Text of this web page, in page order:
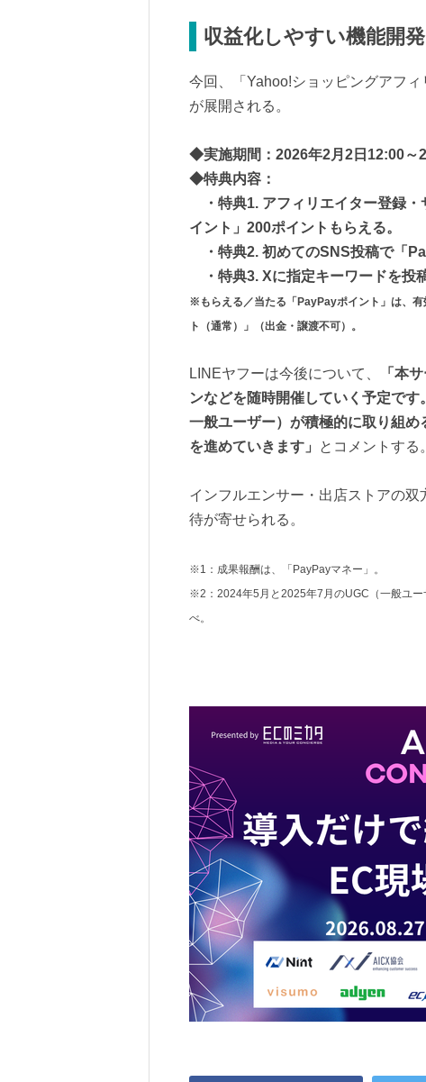
収益化しやすい機能開
今回、「Yahoo!ショッピングアフ
が展開される。
◆実施期間：2026年2月2日12:00～
◆特典内容：
・特典1. アフィリエイター登録
イント」200ポイントもらえる。
・特典2. 初めてのSNS投稿で「
・特典3. Xに指定キーワードを投
※もらえる／当たる「PayPayポイント」は、
ト（通常）」（出金・譲渡不可）。
LINEヤフーは今後について、
「本
ンなどを随時開催していく予定で
一般ユーザー）が積極的に取り組
を進めていきます」
とコメントする。
インフルエンサー・出店ストアの
待が寄せられる。
※1：成果報酬は、「PayPayマネー」。
※2：2024年5月と2025年7月のUGC（一般ユ
べ。